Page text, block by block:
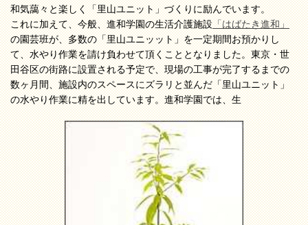
和気藹々と楽しく「里山ユニット」づくりに励んでいます。
これに加えて、今般、進和学園の生活介護施設「はばたき進和」
の園芸班が、多数の「里山ユニッット」を一定期間お預かりし
て、水やり作業を請け負わせて頂くこととなりました。東京・世
田谷区の街路に設置される予定で、現場の工事が完了するまでの
数ヶ月間、施設内のスペースにズラリと並んだ「里山ユニット」
の水やり作業に精を出しています。進和学園では、生